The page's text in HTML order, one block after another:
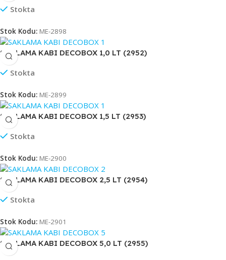
Stokta
Stok Kodu: ME-2898
SAKLAMA KABI DECOBOX 1,0 LT (2952)
Stokta
Stok Kodu: ME-2899
SAKLAMA KABI DECOBOX 1,5 LT (2953)
Stokta
Stok Kodu: ME-2900
SAKLAMA KABI DECOBOX 2,5 LT (2954)
Stokta
Stok Kodu: ME-2901
SAKLAMA KABI DECOBOX 5,0 LT (2955)